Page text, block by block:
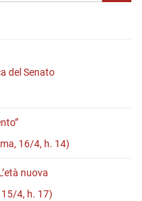
del Senato
16/4, h. 14)
nuova
15/4, h. 17)